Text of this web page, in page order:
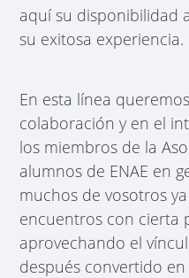
aquí su disponibilidad
su exitosa experiencia.
En esta línea
colaboración y en el
los miembros de la
alumnos de ENAE en
muchos de vosotros
encuentros con cierta
aprovechando el
después convertido